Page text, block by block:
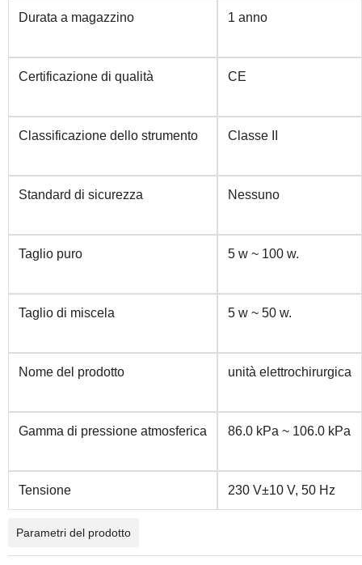
Durata a magazzino 1 anno
Certificazione di qualità CE
Classificazione dello strumento Classe II
Standard di sicurezza Nessuno
Taglio puro 5 w ~ 100 w.
Taglio di miscela 5 w ~ 50 w.
Nome del prodotto unità elettrochirurgica
Gamma di pressione atmosferica 86.0 kPa ~ 106.0 kPa
Tensione 230 V±10 V, 50 Hz
Parametri del prodotto